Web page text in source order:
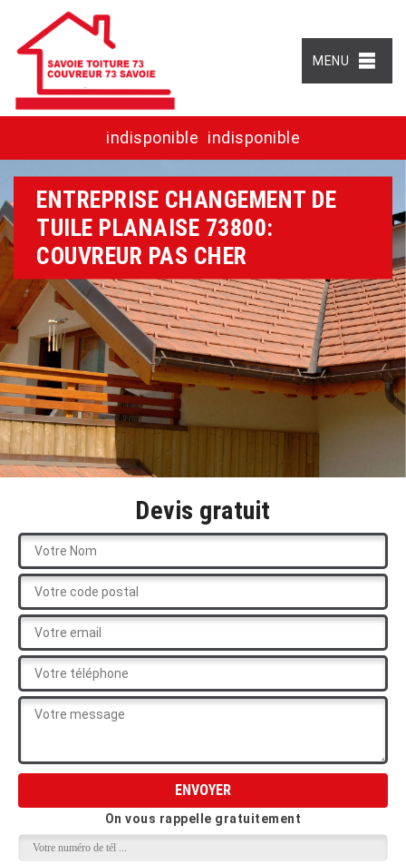
MENU
indisponible indisponible
ENTREPRISE CHANGEMENT DE
TUILE PLANAISE 73800:
COUVREUR PAS CHER
Devis gratuit
On vous rappelle gratuitement